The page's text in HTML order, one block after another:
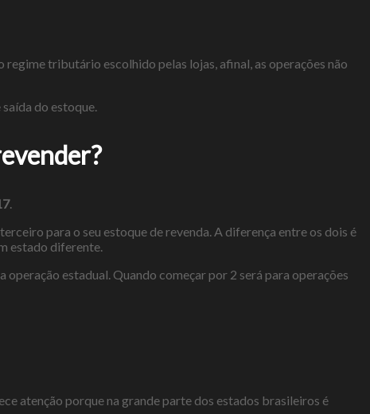
regime tributário escolhido pelas lojas, afinal, as operações não
do estoque.
.
para o seu estoque de revenda. A diferença entre os dois é
estado diferente.
estadual. Quando começar por 2 será para operações
atenção porque na grande parte dos estados brasileiros é